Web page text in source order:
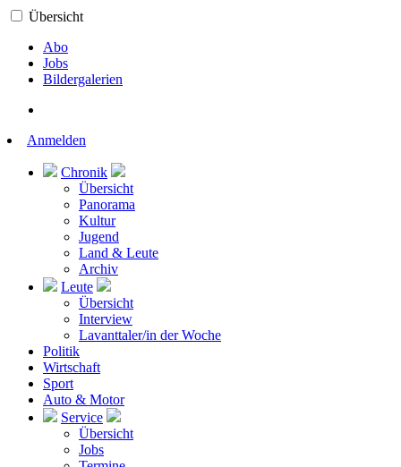
Übersicht
Abo
Jobs
Bildergalerien
Anmelden
Chronik
Übersicht
Panorama
Kultur
Jugend
Land & Leute
Archiv
Leute
Übersicht
Interview
Lavanttaler/in der Woche
Politik
Wirtschaft
Sport
Auto & Motor
Service
Übersicht
Jobs